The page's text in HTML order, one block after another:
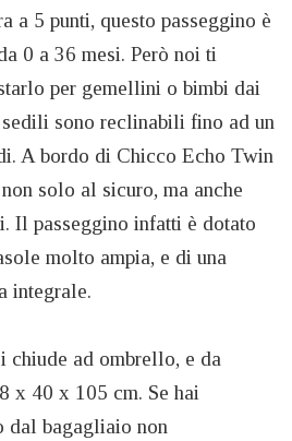
a 5 punti, questo passeggino è
0 a 36 mesi. Però noi ti
per gemellini o bimbi dai
sono reclinabili fino ad un
A bordo di Chicco Echo Twin
solo al sicuro, ma anche
Il passeggino infatti è dotato
molto ampia, e di una
integrale.
chiude ad ombrello, e da
x 40 x 105 cm. Se hai
dal bagagliaio non